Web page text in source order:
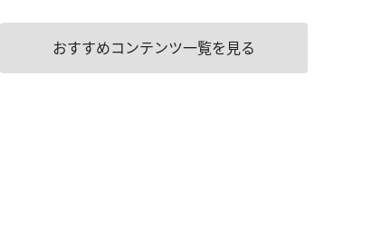
おすすめコンテンツ一覧を見る